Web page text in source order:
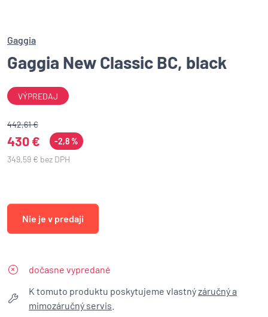
Gaggia
Gaggia New Classic BC, black
VÝPREDAJ
442,61 €
430 €
-2,8 %
349,59 € bez DPH
Nie je v predaji
dočasne vypredané
K tomuto produktu poskytujeme vlastnýzáručný a
mimozáručný servis